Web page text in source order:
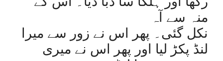
منہ سے آہ
نکل گئی۔ پھر اس نے زور سے میرا
لنڈ پکڑ لیا اور پھر اس نے میری